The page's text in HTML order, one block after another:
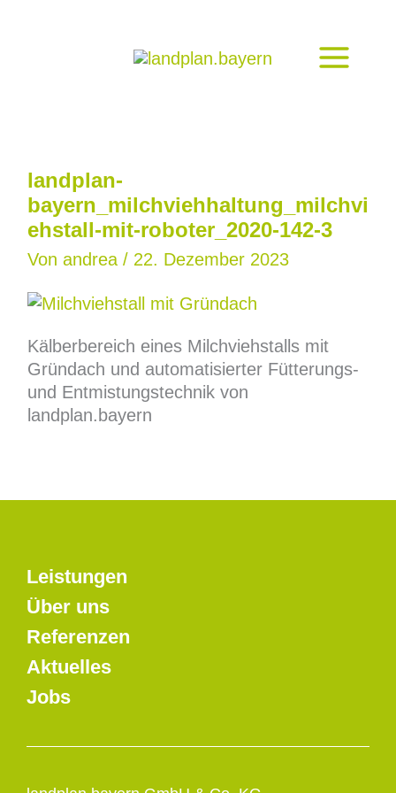
landplan-
bayern_milchviehhaltung_milchvi
ehstall-mit-roboter_2020-142-3
Von andrea / 22. Dezember 2023
Kälberbereich eines Milchviehstalls mit
Gründach und automatisierter Fütterungs-
und Entmistungstechnik von
landplan.bayern
Leistungen
Über uns
Referenzen
Aktuelles
Jobs